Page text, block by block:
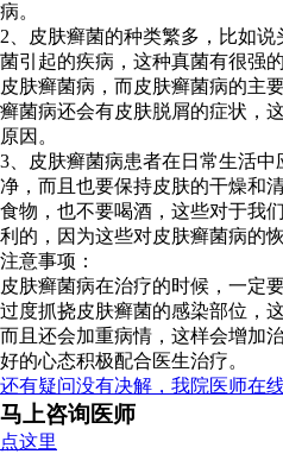
病。
2、皮肤癣菌的种类繁多，比如
菌引起的疾病，这种真菌有很强
皮肤癣菌病，而皮肤癣菌病的主
癣菌病还会有皮肤脱屑的症状，
原因。
3、皮肤癣菌病患者在日常生活
净，而且也要保持皮肤的干燥和
食物，也不要喝酒，这些对于我
利的，因为这些对皮肤癣菌病的恢
注意事项：
皮肤癣菌病在治疗的时候，一定
过度抓挠皮肤癣菌的感染部位，
而且还会加重病情，这样会增加
好的心态积极配合医生治疗。
还有疑问没有决解，我院医师在
马上咨询医师
点这里